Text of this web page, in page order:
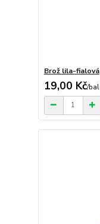
Brož lila-fialová
19,00 Kč/bal